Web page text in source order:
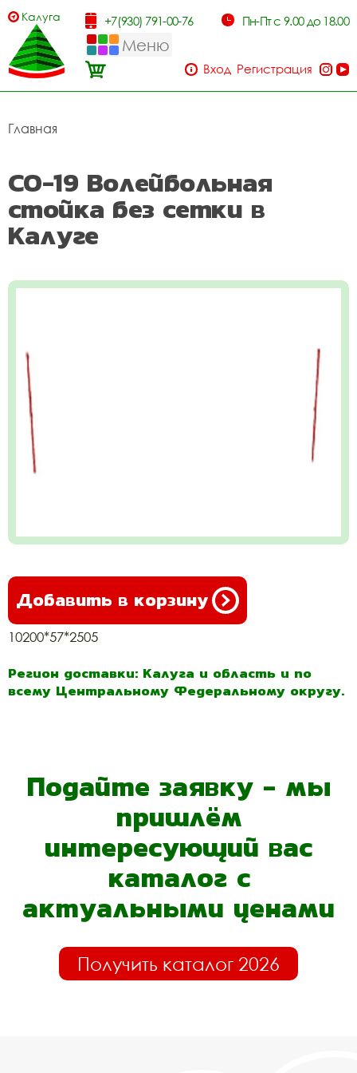
Калуга +7(930) 791-00-76 Пн-Пт с 9.00 до 18.00
Меню
Вход Регистрация
Главная
СО-19 Волейбольная
стойка без сетки в
Калуге
Добавить в корзину
10200*57*2505
Регион доставки: Калуга и область и по
всему Центральному Федеральному округу.
Подайте заявку - мы
пришлём
интересующий вас
каталог с
актуальными ценами
Получить каталог 2026